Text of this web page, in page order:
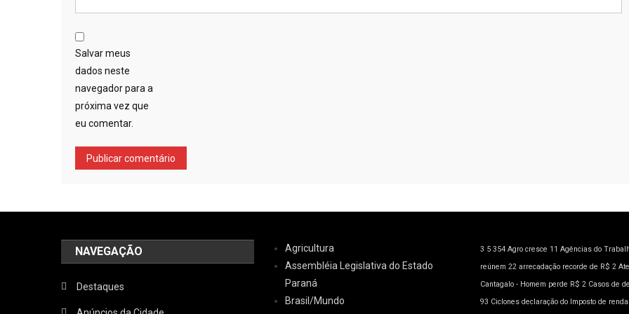
Salvar meus
dados neste
navegador para a
próxima vez que
eu comentar.
NAVEGAÇÃO
Destaques
Agricultura
Assembléia Legislativa do Estado
Paraná
Brasil/Mundo
3 5 354 Agro cresce 11 Agências do
reúnem 22 arrecadação recorde de R$ 2
Cantagalo - Homem perde R$ 2 Casos de
93 Ciclones declaração do Imposto de